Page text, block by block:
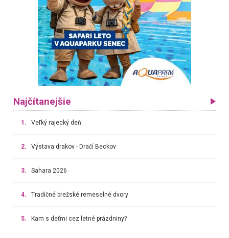
Najčítanejšie
1. Veľký rajecký deň
2. Výstava drakov - Dračí Beckov
3. Sahara 2026
4. Tradičné brežské remeselné dvory
5. Kam s deťmi cez letné prázdniny?